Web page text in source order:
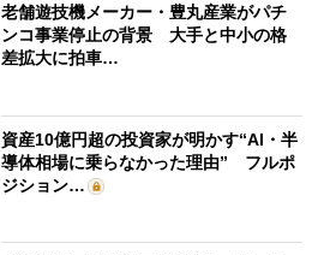
老舗遊技機メーカー・豊丸産業がパチ
ンコ事業停止の背景 大手と中小の格
差拡大に拍車…
資産10億円超の投資家が明かす“AI・半
導体相場に乗らなかった理由” フルポ
ジション…